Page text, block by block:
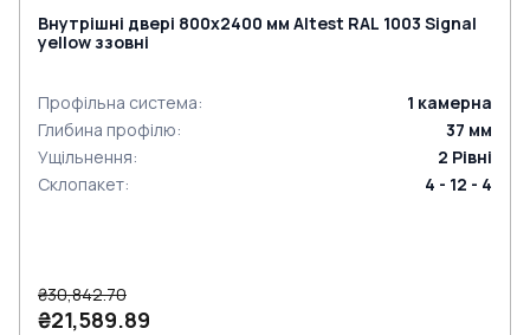
Внутрішні двері 800x2400 мм Altest RAL 1003 Signal
yellow ззовні
Профільна система: 1 камерна
Глибина профілю: 37 мм
Ущільнення: 2 Рівні
Склопакет: 4 - 12 - 4
₴30,842.70
₴21,589.89